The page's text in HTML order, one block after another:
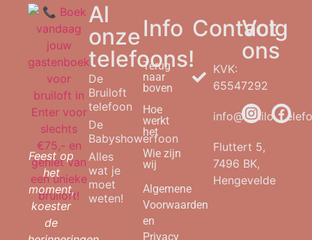
Feest op
het
moment,
koester
de
Al
onze
telefoons!
De
Bruiloft
telefoon
De
Babyshowerfoon
Alles
wat je
moet
weten!
Info
Terug
naar
boven
Hoe
werkt
het
Wie zijn
wij
Algemene
Voorwaarden
en
Privacy
Contact
KVK:
65547292
Fluttert 5,
7496 BK,
Hengevelde
Volg
ons